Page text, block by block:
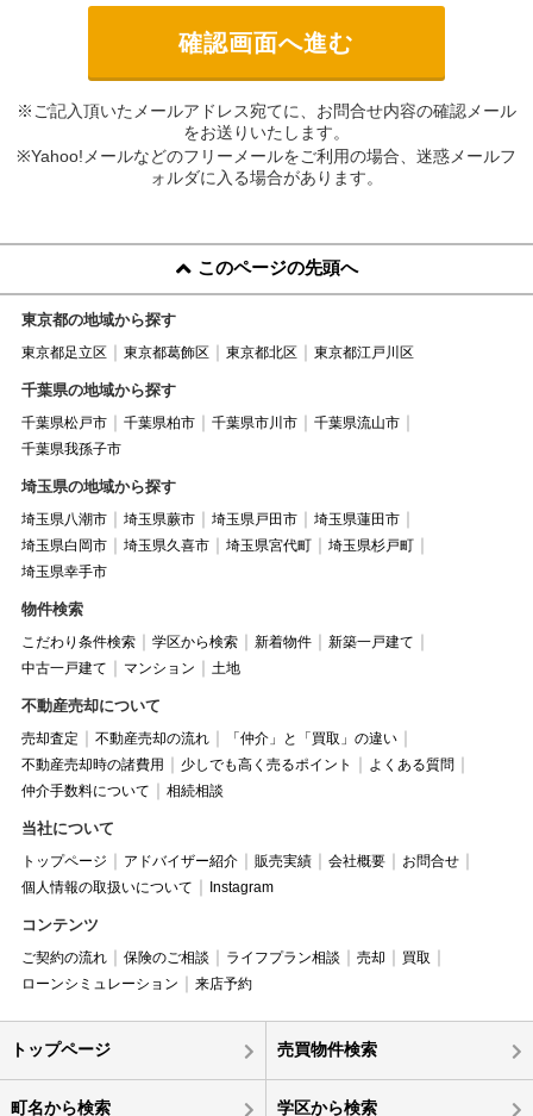
※ご記入頂いたメールアドレス宛てに、お問合せ内容の確認メール
をお送りいたします。
※Yahoo!メールなどのフリーメールをご利用の場合、迷惑メールフ
ォルダに入る場合があります。
このページの先頭へ
東京都の地域から探す
東京都足立区 東京都葛飾区 東京都北区 東京都江戸川区
千葉県の地域から探す
千葉県松戸市 千葉県柏市 千葉県市川市
千葉県流山市
千葉県我孫子市
埼玉県の地域から探す
埼玉県八潮市 埼玉県蕨市 埼玉県戸田市
埼玉県蓮田市
埼玉県白岡市
埼玉県久喜市 埼玉県宮代町
埼玉県杉戸町
埼玉県幸手市
物件検索
こだわり条件検索 学区から検索 新着物件
新築一戸建て
中古一戸建て
マンション 土地
不動産売却について
売却査定 不動産売却の流れ
「仲介」と「買取」の違い
不動産売却時の諸費用
少しでも高く売るポイント
よくある質問
仲介手数料について
相続相談
当社について
トップページ アドバイザー紹介 販売実績 会社概要
お問合せ
個人情報の取扱いについて
Instagram
コンテンツ
ご契約の流れ 保険のご相談 ライフプラン相談 売却
買取
ローンシミュレーション
来店予約
トップページ 売買物件検索
町名から検索 学区から検索